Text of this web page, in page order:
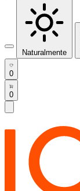
Naturalmente
0
0